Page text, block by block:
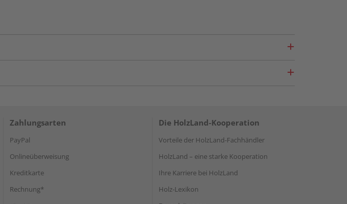
Zahlungsarten
PayPal
Onlineüberweisung
Kreditkarte
Rechnung*
Die HolzLand-Kooperation
Vorteile der HolzLand-Fachhändler
HolzLand – eine starke Kooperation
Ihre Karriere bei HolzLand
Holz-Lexikon